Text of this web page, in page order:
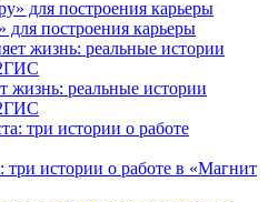
построения карьеры
жизнь: реальные истории
три истории о работе в «Магнит